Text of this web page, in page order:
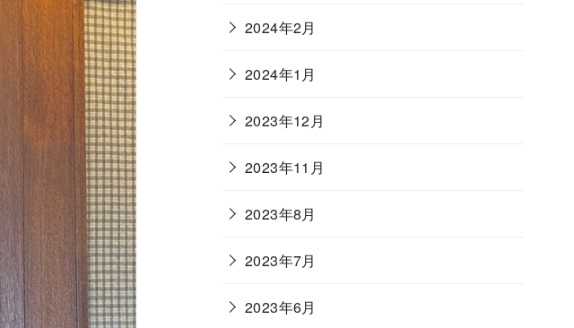
2024年2月
2024年1月
2023年12月
2023年11月
2023年8月
2023年7月
2023年6月